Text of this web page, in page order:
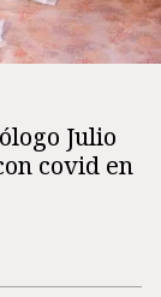
Julio
covid en